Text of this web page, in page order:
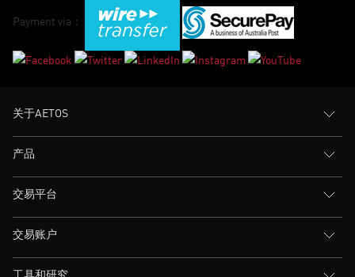
Payment via：
关于AETOS
产品
交易平台
交易账户
工具和研究